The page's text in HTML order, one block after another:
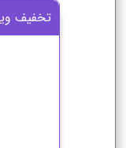
تخفیف